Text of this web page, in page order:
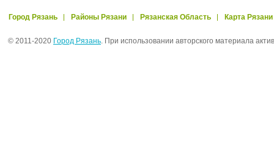
Город Рязань Районы Рязани Рязанская Область Карта Рязани
© 2011-2020 Город Рязань. При использовании авторского материала